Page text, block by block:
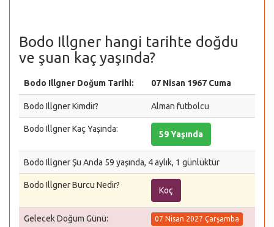
Bodo Illgner hangi tarihte doğdu
ve şuan kaç yaşında?
Bodo Illgner Doğum Tarihi: 07 Nisan 1967 Cuma
Bodo Illgner Kimdir? Alman futbolcu
Bodo Illgner Kaç Yaşında:
59 Yaşında
Bodo Illgner Şu Anda 59 yaşında, 4 aylık, 1 günlüktür
Bodo Illgner Burcu Nedir?
Koç
Gelecek Doğum Günü: 07 Nisan 2027 Çarşamba